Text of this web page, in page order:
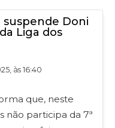
Doni
Liga dos
às 16:40
que, neste
não participa da 7ª